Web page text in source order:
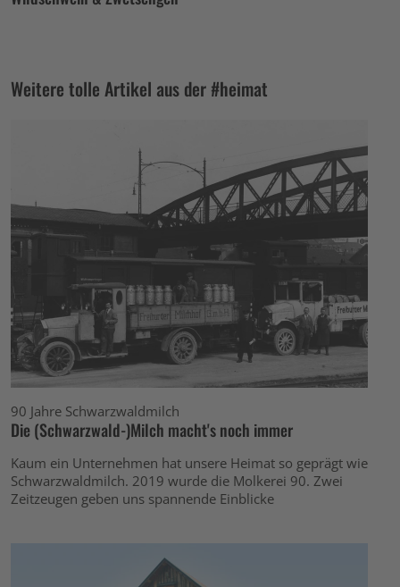
Weitere tolle Artikel aus der #heimat
90 Jahre Schwarzwaldmilch
Die (Schwarzwald-)Milch macht's noch immer
Kaum ein Unternehmen hat unsere Heimat so geprägt wie
Schwarzwaldmilch. 2019 wurde die Molkerei 90. Zwei
Zeitzeugen geben uns spannende Einblicke